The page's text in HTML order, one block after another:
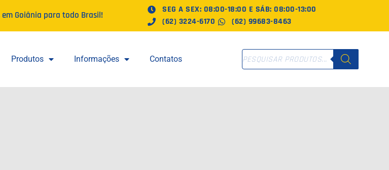
Goiânia para todo Brasil!
SEG A SEX: 08:00-18:00 E SÁB: 08:00-13:00
(62) 3224-6170
(62) 99683-8463
Produtos Informações Contatos
PESQUISAR
PRODUTOS